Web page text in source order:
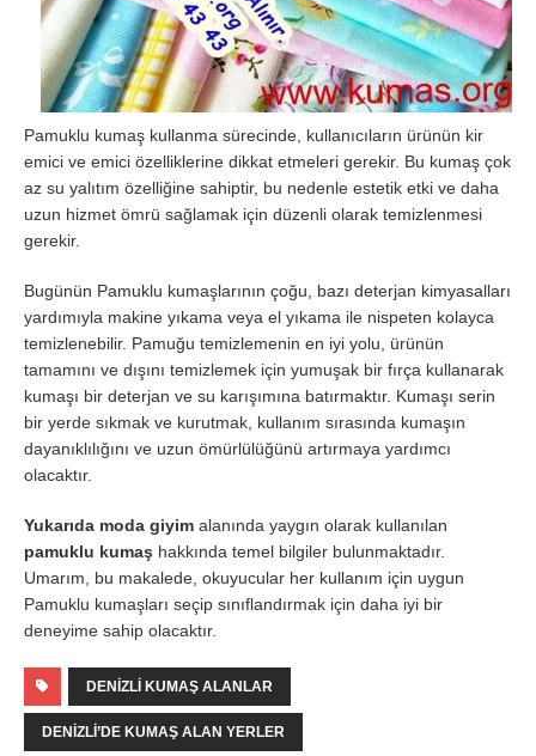
Pamuklu kumaş kullanma sürecinde, kullanıcıların ürünün kir
emici ve emici özelliklerine dikkat etmeleri gerekir. Bu kumaş çok
az su yalıtım özelliğine sahiptir, bu nedenle estetik etki ve daha
uzun hizmet ömrü sağlamak için düzenli olarak temizlenmesi
gerekir.
Bugünün Pamuklu kumaşlarının çoğu, bazı deterjan kimyasalları
yardımıyla makine yıkama veya el yıkama ile nispeten kolayca
temizlenebilir. Pamuğu temizlemenin en iyi yolu, ürünün
tamamını ve dışını temizlemek için yumuşak bir fırça kullanarak
kumaşı bir deterjan ve su karışımına batırmaktır. Kumaşı serin
bir yerde sıkmak ve kurutmak, kullanım sırasında kumaşın
dayanıklılığını ve uzun ömürlülüğünü artırmaya yardımcı
olacaktır.
Yukarıda moda giyim alanında yaygın olarak kullanılan
pamuklu kumaş hakkında temel bilgiler bulunmaktadır.
Umarım, bu makalede, okuyucular her kullanım için uygun
Pamuklu kumaşları seçip sınıflandırmak için daha iyi bir
deneyime sahip olacaktır.
DENIZLI KUMAŞ ALANLAR
DENIZLI’DE KUMAŞ ALAN YERLER